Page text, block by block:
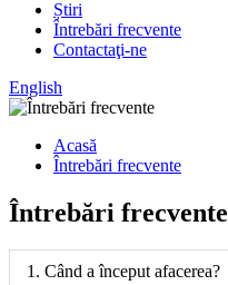
Știri
Întrebări frecvente
Contactaţi-ne
English
Acasă
Întrebări frecvente
Întrebări frecvente
1. Când a început afacerea?